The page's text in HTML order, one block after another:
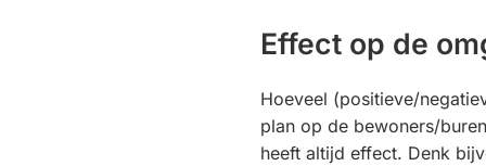
Effect op de
Hoeveel (positieve/
plan op de bewoners/
heeft altijd effect. Denk